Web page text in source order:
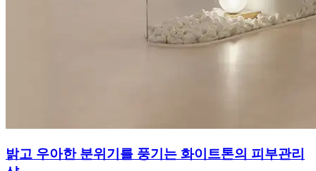
밝고 우아한 분위기를 풍기는 화이트톤의 피부관리